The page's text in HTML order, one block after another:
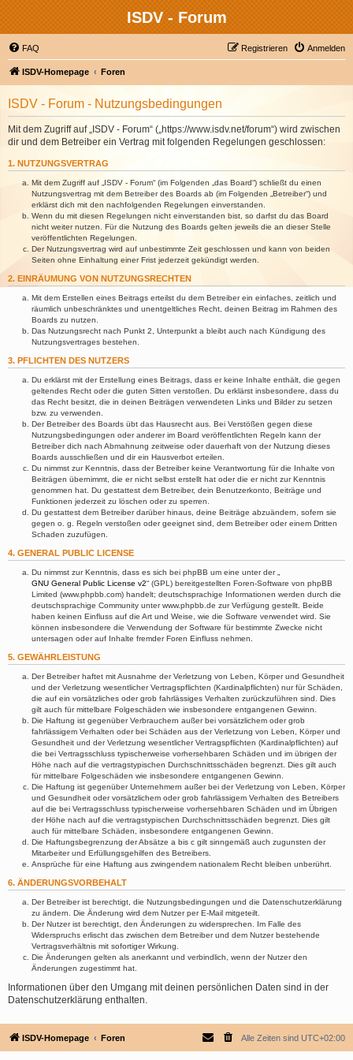
ISDV - Forum
FAQ Anmelden
Registrieren
ISDV-Homepage Foren
ISDV - Forum - Nutzungsbedingungen
Mit dem Zugriff auf „ISDV - Forum“ („https://www.isdv.net/forum“) wird zwischen
dir und dem Betreiber ein Vertrag mit folgenden Regelungen geschlossen:
1. NUTZUNGSVERTRAG
Mit dem Zugriff auf „ISDV - Forum“ (im Folgenden „das Board“) schließt du einen
Nutzungsvertrag mit dem Betreiber des Boards ab (im Folgenden „Betreiber“) und
erklärst dich mit den nachfolgenden Regelungen einverstanden.
Wenn du mit diesen Regelungen nicht einverstanden bist, so darfst du das Board
nicht weiter nutzen. Für die Nutzung des Boards gelten jeweils die an dieser Stelle
veröffentlichten Regelungen.
Der Nutzungsvertrag wird auf unbestimmte Zeit geschlossen und kann von beiden
Seiten ohne Einhaltung einer Frist jederzeit gekündigt werden.
2. EINRÄUMUNG VON NUTZUNGSRECHTEN
Mit dem Erstellen eines Beitrags erteilst du dem Betreiber ein einfaches, zeitlich und
räumlich unbeschränktes und unentgeltliches Recht, deinen Beitrag im Rahmen des
Boards zu nutzen.
Das Nutzungsrecht nach Punkt 2, Unterpunkt a bleibt auch nach Kündigung des
Nutzungsvertrages bestehen.
3. PFLICHTEN DES NUTZERS
Du erklärst mit der Erstellung eines Beitrags, dass er keine Inhalte enthält, die gegen
geltendes Recht oder die guten Sitten verstoßen. Du erklärst insbesondere, dass du
das Recht besitzt, die in deinen Beiträgen verwendeten Links und Bilder zu setzen
bzw. zu verwenden.
Der Betreiber des Boards übt das Hausrecht aus. Bei Verstößen gegen diese
Nutzungsbedingungen oder anderer im Board veröffentlichten Regeln kann der
Betreiber dich nach Abmahnung zeitweise oder dauerhaft von der Nutzung dieses
Boards ausschließen und dir ein Hausverbot erteilen.
Du nimmst zur Kenntnis, dass der Betreiber keine Verantwortung für die Inhalte von
Beiträgen übernimmt, die er nicht selbst erstellt hat oder die er nicht zur Kenntnis
genommen hat. Du gestattest dem Betreiber, dein Benutzerkonto, Beiträge und
Funktionen jederzeit zu löschen oder zu sperren.
Du gestattest dem Betreiber darüber hinaus, deine Beiträge abzuändern, sofern sie
gegen o. g. Regeln verstoßen oder geeignet sind, dem Betreiber oder einem Dritten
Schaden zuzufügen.
4. GENERAL PUBLIC LICENSE
Du nimmst zur Kenntnis, dass es sich bei phpBB um eine unter der „
GNU General Public License v2“ (GPL) bereitgestellten Foren-Software von phpBB
Limited (www.phpbb.com) handelt; deutschsprachige Informationen werden durch die
deutschsprachige Community unter www.phpbb.de zur Verfügung gestellt. Beide
haben keinen Einfluss auf die Art und Weise, wie die Software verwendet wird. Sie
können insbesondere die Verwendung der Software für bestimmte Zwecke nicht
untersagen oder auf Inhalte fremder Foren Einfluss nehmen.
5. GEWÄHRLEISTUNG
Der Betreiber haftet mit Ausnahme der Verletzung von Leben, Körper und Gesundheit
und der Verletzung wesentlicher Vertragspflichten (Kardinalpflichten) nur für Schäden,
die auf ein vorsätzliches oder grob fahrlässiges Verhalten zurückzuführen sind. Dies
gilt auch für mittelbare Folgeschäden wie insbesondere entgangenen Gewinn.
Die Haftung ist gegenüber Verbrauchern außer bei vorsätzlichem oder grob
fahrlässigem Verhalten oder bei Schäden aus der Verletzung von Leben, Körper und
Gesundheit und der Verletzung wesentlicher Vertragspflichten (Kardinalpflichten) auf
die bei Vertragsschluss typischerweise vorhersehbaren Schäden und im übrigen der
Höhe nach auf die vertragstypischen Durchschnittsschäden begrenzt. Dies gilt auch
für mittelbare Folgeschäden wie insbesondere entgangenen Gewinn.
Die Haftung ist gegenüber Unternehmern außer bei der Verletzung von Leben, Körper
und Gesundheit oder vorsätzlichem oder grob fahrlässigem Verhalten des Betreibers
auf die bei Vertragsschluss typischerweise vorhersehbaren Schäden und im Übrigen
der Höhe nach auf die vertragstypischen Durchschnittsschäden begrenzt. Dies gilt
auch für mittelbare Schäden, insbesondere entgangenen Gewinn.
Die Haftungsbegrenzung der Absätze a bis c gilt sinngemäß auch zugunsten der
Mitarbeiter und Erfüllungsgehilfen des Betreibers.
Ansprüche für eine Haftung aus zwingendem nationalem Recht bleiben unberührt.
6. ÄNDERUNGSVORBEHALT
Der Betreiber ist berechtigt, die Nutzungsbedingungen und die Datenschutzerklärung
zu ändern. Die Änderung wird dem Nutzer per E-Mail mitgeteilt.
Der Nutzer ist berechtigt, den Änderungen zu widersprechen. Im Falle des
Widerspruchs erlischt das zwischen dem Betreiber und dem Nutzer bestehende
Vertragsverhältnis mit sofortiger Wirkung.
Die Änderungen gelten als anerkannt und verbindlich, wenn der Nutzer den
Änderungen zugestimmt hat.
Informationen über den Umgang mit deinen persönlichen Daten sind in der
Datenschutzerklärung enthalten.
ISDV-Homepage Foren Alle Zeiten sind UTC+02:00